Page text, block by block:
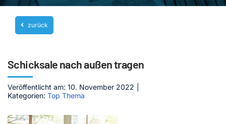
Themen
Blog
Service
Mediathek
zurück
Schicksale nach außen tragen
Veröffentlicht am: 10. November 2022
Kategorien: Top Thema